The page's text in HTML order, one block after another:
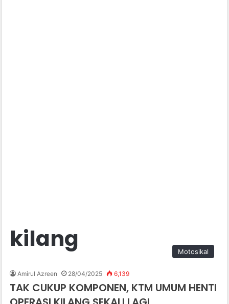
kilang Motosikal
Amirul Azreen 28/04/2025 6,139
TAK CUKUP KOMPONEN, KTM UMUM HENTI